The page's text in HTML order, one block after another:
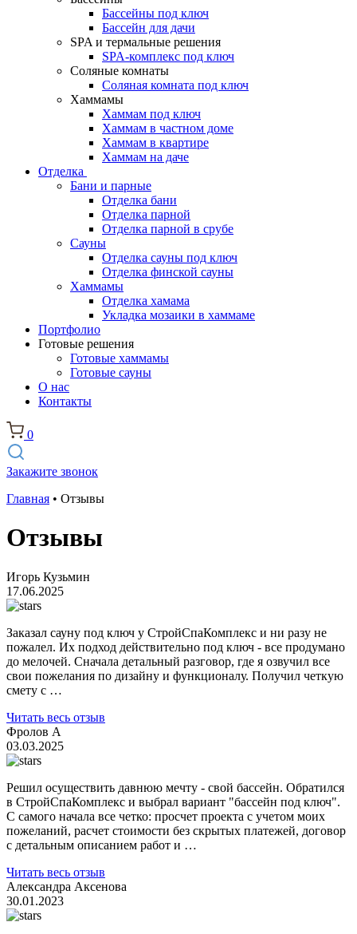
Бассейны под ключ
Бассейн для дачи
SPA и термальные решения
SPA-комплекс под ключ
Соляные комнаты
Соляная комната под ключ
Хаммамы
Хаммам под ключ
Хаммам в частном доме
Хаммам в квартире
Хаммам на даче
Отделка
Бани и парные
Отделка бани
Отделка парной
Отделка парной в срубе
Сауны
Отделка сауны под ключ
Отделка финской сауны
Хаммамы
Отделка хамама
Укладка мозаики в хаммаме
Портфолио
Готовые решения
Готовые хаммамы
Готовые сауны
О нас
Контакты
0
Закажите звонок
Главная • Отзывы
Отзывы
Игорь Кузьмин
17.06.2025
Заказал сауну под ключ у СтройСпаКомплекс и ни разу не
пожалел. Их подход действительно под ключ - все продумано
до мелочей. Сначала детальный разговор, где я озвучил все
свои пожелания по дизайну и функционалу. Получил четкую
смету с …
Читать весь отзыв
Фролов А
03.03.2025
Решил осуществить давнюю мечту - свой бассейн. Обратился
в СтройСпаКомплекс и выбрал вариант "бассейн под ключ".
С самого начала все четко: просчет проекта с учетом моих
пожеланий, расчет стоимости без скрытых платежей, договор
с детальным описанием работ и …
Читать весь отзыв
Александра Аксенова
30.01.2023